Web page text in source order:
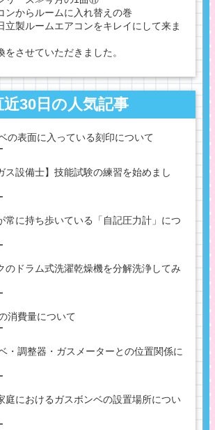
ンからルームに入れ替えの巻
立製ルームエアコンをキレイにして来ま
をさせていただきました。
近30日の人気記事
の表面に入っている刻印について
ス設備士】技能試験の練習を始めまし
常に持ち歩いている「自記圧力計」につ
のドラム式洗濯乾燥機を分解洗浄してみ
消費量について
・調整器・ガスメーターとの位置関係に
庭におけるガスボンベの設置場所につい